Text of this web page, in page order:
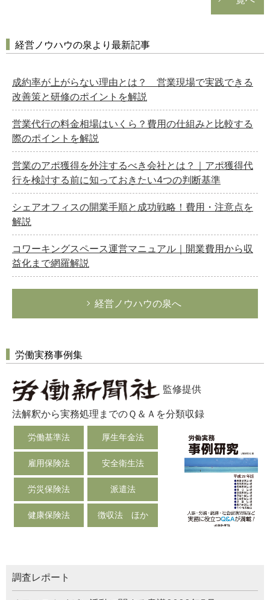
経営ノウハウの泉より最新記事
成約率が上がらない理由とは？ 営業現場で実践できる
改善策と研修のポイントを解説
営業代行の料金相場はいくら？費用の仕組みと比較する
際のポイントを解説
営業のアポ獲得を外注するべき会社とは？｜アポ獲得代
行を検討する前に知っておきたい4つの判断基準
シェアオフィスの開業手順と成功戦略！費用・注意点を
解説
コワーキングスペース運営マニュアル｜開業費用から収
益化まで網羅解説
経営ノウハウの泉へ
労働実務事例集
監修提供
法解釈から実務処理までのＱ＆Ａを分類収録
労働基準法 厚生年金法
雇用保険法 安全衛生法
労災保険法 派遣法
健康保険法 徴収法 ほか
調査レポート